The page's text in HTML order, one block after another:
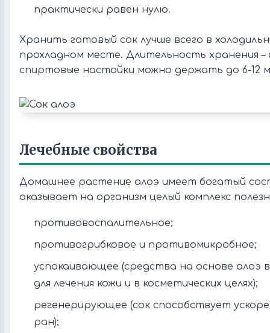
практически равен нулю.
Хранить готовый сок лучше всего в
прохладном месте. Длительность хранения –
спиртовые настойки можно держать до 6-12
Лечебные свойства
Домашнее растение алоэ имеет богатый
оказывает на организм целый комплекс
противовоспалительное;
противогрибковое и противомикробное;
успокаивающее (средства на основе алоэ
для лечения кожи и в косметических целях);
регенерирующее (сок способствует
ран);